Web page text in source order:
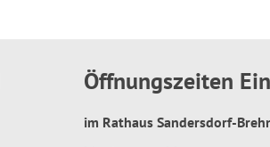
Öffnungszeiten
im Rathaus Sandersdorf-